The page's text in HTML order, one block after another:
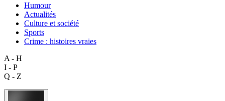
Humour
Actualités
Culture et société
Sports
Crime : histoires vraies
A - H
I - P
Q - Z